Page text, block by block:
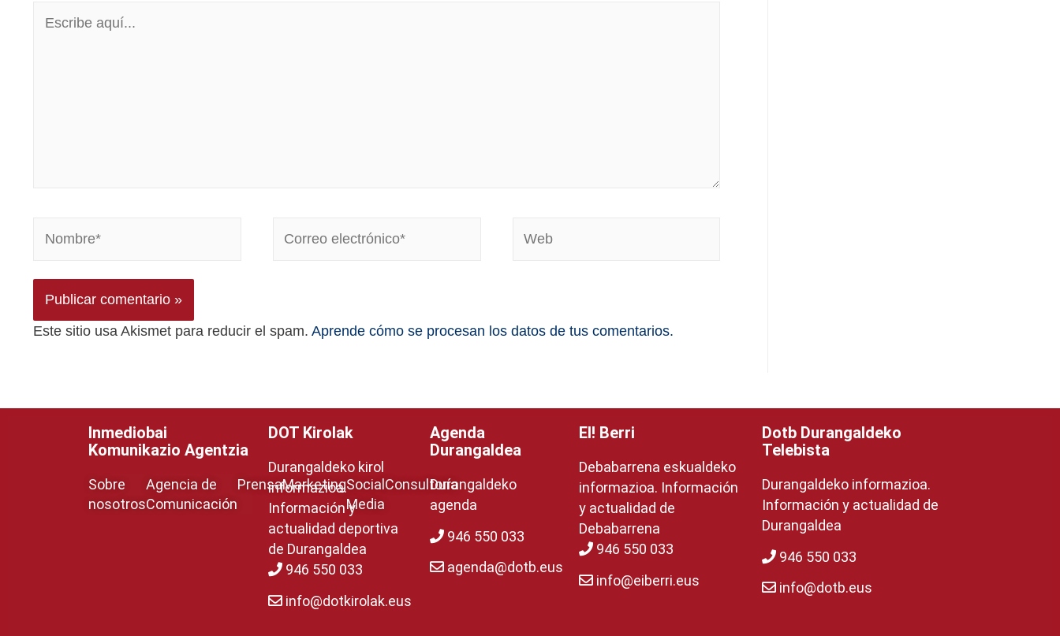
Este sitio usa Akismet para reducir el spam. Aprende cómo se procesan los datos de tus comentarios.
Inmediobai
Komunikazio Agentzia
Sobre
nosotros
Agencia de
Comunicación
PrensaMarketingSocial
Media
Consultoría
DOT Kirolak
Durangaldeko kirol
informazioa.
Información y
actualidad deportiva
de Durangaldea
946 550 033
info@dotkirolak.eus
Agenda
Durangaldea
Durangaldeko
agenda
946 550 033
agenda@dotb.eus
EI! Berri
Debabarrena eskualdeko
informazioa. Información
y actualidad de
Debabarrena
946 550 033
info@eiberri.eus
Dotb Durangaldeko
Telebista
Durangaldeko informazioa.
Información y actualidad de
Durangaldea
946 550 033
info@dotb.eus